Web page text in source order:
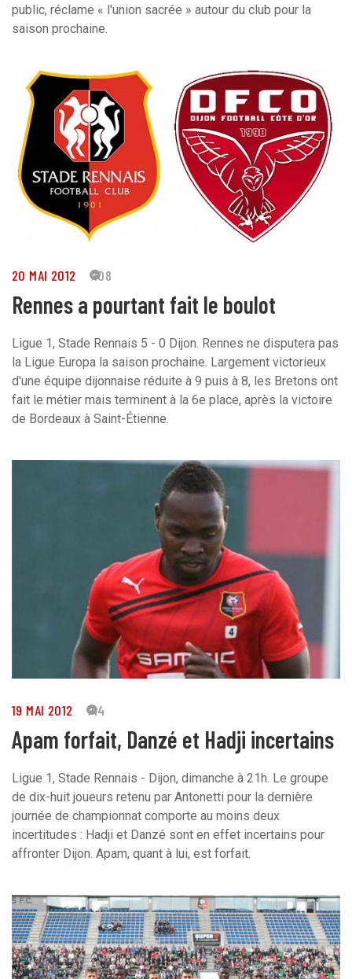
public, réclame « l'union sacrée » autour du club pour la
saison prochaine.
20 MAI 2012 108
Rennes a pourtant fait le boulot
Ligue 1, Stade Rennais 5 - 0 Dijon. Rennes ne disputera pas
la Ligue Europa la saison prochaine. Largement victorieux
d'une équipe dijonnaise réduite à 9 puis à 8, les Bretons ont
fait le métier mais terminent à la 6e place, après la victoire
de Bordeaux à Saint-Étienne.
19 MAI 2012 44
Apam forfait, Danzé et Hadji incertains
Ligue 1, Stade Rennais - Dijon, dimanche à 21h. Le groupe
de dix-huit joueurs retenu par Antonetti pour la dernière
journée de championnat comporte au moins deux
incertitudes : Hadji et Danzé sont en effet incertains pour
affronter Dijon. Apam, quant à lui, est forfait.